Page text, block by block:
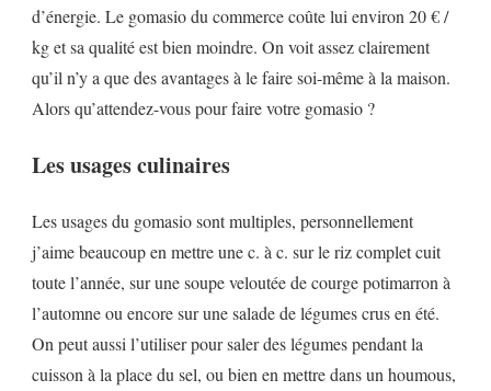
d’énergie. Le gomasio du commerce coûte lui environ 20 € /
kg et sa qualité est bien moindre. On voit assez clairement
qu’il n’y a que des avantages à le faire soi-même à la maison.
Alors qu’attendez-vous pour faire votre gomasio ?
Les usages culinaires
Les usages du gomasio sont multiples, personnellement
j’aime beaucoup en mettre une c. à c. sur le riz complet cuit
toute l’année, sur une soupe veloutée de courge potimarron à
l’automne ou encore sur une salade de légumes crus en été.
On peut aussi l’utiliser pour saler des légumes pendant la
cuisson à la place du sel, ou bien en mettre dans un houmous,